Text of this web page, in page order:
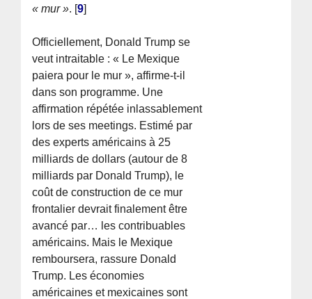
« mur ». [9]
Officiellement, Donald Trump se
veut intraitable : « Le Mexique
paiera pour le mur », affirme-t-il
dans son programme. Une
affirmation répétée inlassablement
lors de ses meetings. Estimé par
des experts américains à 25
milliards de dollars (autour de 8
milliards par Donald Trump), le
coût de construction de ce mur
frontalier devrait finalement être
avancé par… les contribuables
américains. Mais le Mexique
remboursera, rassure Donald
Trump. Les économies
américaines et mexicaines sont